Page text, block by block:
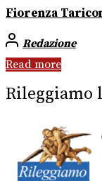
Fiorenza
Redazione
Read more
Rileggiamo